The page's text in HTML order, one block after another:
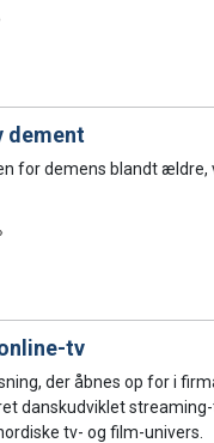
dement
for demens blandt ældre,
tv
der åbnes op for i
danskudviklet
tv- og film-univers.